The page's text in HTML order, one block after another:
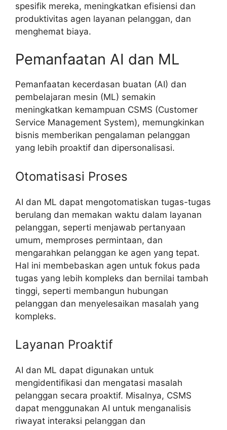
spesifik mereka, meningkatkan efisiensi dan
produktivitas agen layanan pelanggan, dan
menghemat biaya.
Pemanfaatan AI dan ML
Pemanfaatan kecerdasan buatan (AI) dan
pembelajaran mesin (ML) semakin
meningkatkan kemampuan CSMS (Customer
Service Management System), memungkinkan
bisnis memberikan pengalaman pelanggan
yang lebih proaktif dan dipersonalisasi.
Otomatisasi Proses
AI dan ML dapat mengotomatiskan tugas-tugas
berulang dan memakan waktu dalam layanan
pelanggan, seperti menjawab pertanyaan
umum, memproses permintaan, dan
mengarahkan pelanggan ke agen yang tepat.
Hal ini membebaskan agen untuk fokus pada
tugas yang lebih kompleks dan bernilai tambah
tinggi, seperti membangun hubungan
pelanggan dan menyelesaikan masalah yang
kompleks.
Layanan Proaktif
AI dan ML dapat digunakan untuk
mengidentifikasi dan mengatasi masalah
pelanggan secara proaktif. Misalnya, CSMS
dapat menggunakan AI untuk menganalisis
riwayat interaksi pelanggan dan